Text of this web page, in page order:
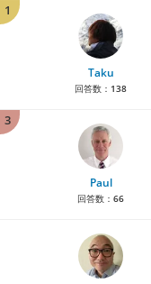
1
Taku
回答数： 138
3
Paul
回答数： 66